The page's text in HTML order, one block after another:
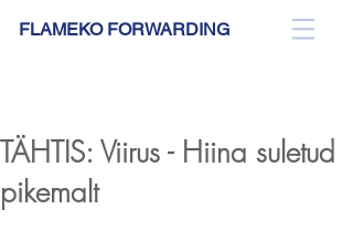
FLAMEKO FORWARDING
TÄHTIS: Viirus - Hiina suletud
pikemalt